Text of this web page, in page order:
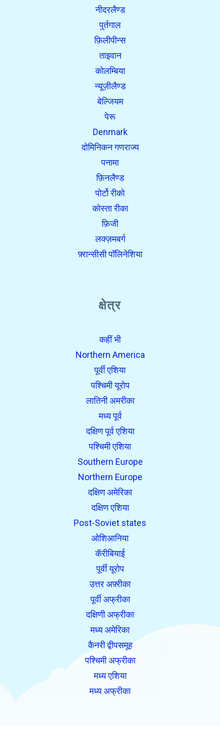
नीदरलैण्ड
पुर्तगाल
फ़िलीपीन्स
ताइवान
कोलम्बिया
न्यूज़ीलैण्ड
बेल्जियम
पेरू
Denmark
दोमिनिकन गणराज्य
पनामा
फ़िनलैण्ड
पोर्टो रीको
कोस्ता रीका
फ़िजी
लक्ज़मबर्ग
फ़्रान्सीसी पॉलिनेशिया
क्षेत्र
कहीं भी
Northern America
पूर्वी एशिया
पश्चिमी यूरोप
लातिनी अमरीका
मध्य पूर्व
दक्षिण पूर्व एशिया
पश्चिमी एशिया
Southern Europe
Northern Europe
दक्षिण अमेरिका
दक्षिण एशिया
Post-Soviet states
ओशिआनिया
कॅरीबियाई
पूर्वी यूरोप
उत्तर अफ़्रीका
पूर्वी अफ्रीका
दक्षिणी अफ्रीका
मध्य अमेरिका
कैनरी द्वीपसमूह
पश्चिमी अफ्रीका
मध्य एशिया
मध्य अफ्रीका